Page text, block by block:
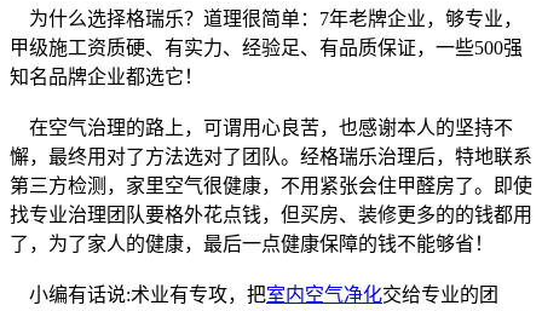
为什么选择格瑞乐？道理很简单：7年老牌企业，够专业，
甲级施工资质硬、有实力、经验足、有品质保证，一些500强
知名品牌企业都选它！
在空气治理的路上，可谓用心良苦，也感谢本人的坚持不
懈，最终用对了方法选对了团队。经格瑞乐治理后，特地联系
第三方检测，家里空气很健康，不用紧张会住甲醛房了。即使
找专业治理团队要格外花点钱，但买房、装修更多的的钱都用
了，为了家人的健康，最后一点健康保障的钱不能够省！
小编有话说:术业有专攻，把室内空气净化交给专业的团